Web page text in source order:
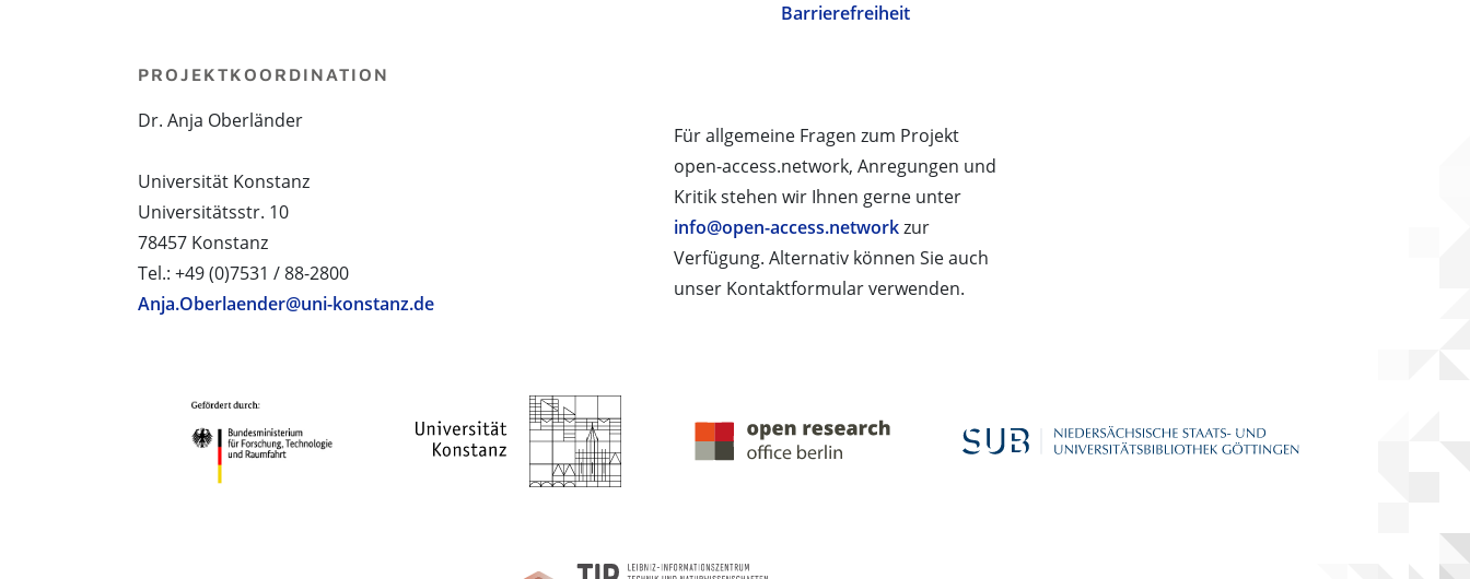
Barrierefreiheit
Für allgemeine Fragen zum Projekt
open-access.network, Anregungen und
Kritik stehen wir Ihnen gerne unter
info@open-access.networkzur
Verfügung. Alternativ können Sie auch
unser Kontaktformular verwenden.
PROJEKTKOORDINATION
Dr. Anja Oberländer
Universität Konstanz
Universitätsstr. 10
78457 Konstanz
Tel.: +49 (0)7531 / 88-2800
Anja.Oberlaender@uni-konstanz.de